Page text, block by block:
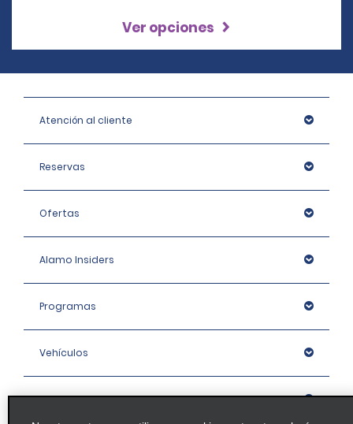
Ver opciones
Atención al cliente
Reservas
Ofertas
Alamo Insiders
Programas
Vehículos
Oficinas